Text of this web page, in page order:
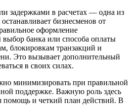
задержками в расчетах — одна из
бизнесменов от
оформление
банка или способа оплаты
блокировкам транзакций и
Это вызывает дополнительный
в своих силах.
минимизировать при правильной
поддержке. Важную роль здесь
помощь и четкий план действий. В